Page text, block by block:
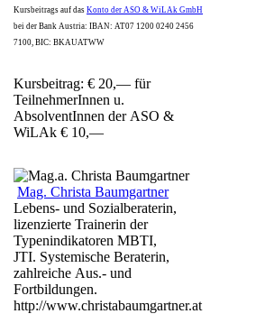
Kursbeitrags auf das Konto der ASO & WiLAk GmbH
bei der Bank Austria: IBAN: AT07 1200 0240 2456
7100, BIC: BKAUATWW
Kursbeitrag: € 20,— für
TeilnehmerInnen u.
AbsolventInnen der ASO &
WiLAk € 10,—
Mag. Christa Baumgartner
Lebens- und Sozialberaterin,
lizenzierte Trainerin der
Typenindikatoren MBTI,
JTI. Systemische Beraterin,
zahlreiche Aus.- und
Fortbildungen.
http://www.christabaumgartner.at